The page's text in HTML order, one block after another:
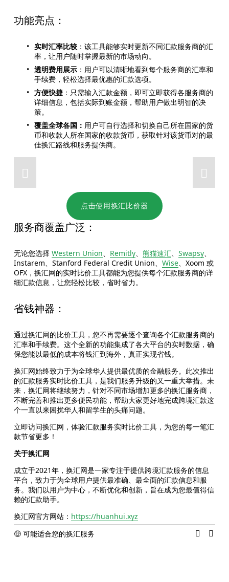
功能亮点：
实时汇率比较：该工具能够实时更新不同汇款服务商的汇
率，让用户随时掌握最新的市场动向。
透明费用展示：用户可以清晰地看到每个服务商的汇率和
手续费，轻松选择最优惠的汇款选项。
方便快捷：只需输入汇款金额，即可立即获得各服务商的
详细信息，包括实际到账金额，帮助用户做出明智的决
策。
覆盖全球各国： 用户可自行选择和切换自己所在国家的货
币和收款人所在国家的收款货币，获取针对该货币对的最
佳换汇路线和服务提供商。
点击使用换汇比价器
服务商覆盖广泛：
无论您选择 Western Union、 Remitly、 熊猫速汇、 Swapsy、
Instarem、Stanford Federal Credit Union、 Wise、Xoom 或
OFX，换汇网的实时比价工具都能为您提供每个汇款服务商的详
细汇款信息，让您轻松比较，省时省力。
省钱神器：
通过换汇网的比价工具，您不再需要逐个查询各个汇款服务商的
汇率和手续费。这个全新的功能集成了各大平台的实时数据，确
保您能以最低的成本将钱汇到海外，真正实现省钱。
换汇网始终致力于为全球华人提供最优质的金融服务。此次推出
的汇款服务实时比价工具，是我们服务升级的又一重大举措。未
来，换汇网将继续努力，针对不同市场增加更多的换汇服务商，
不断完善和推出更多便民功能，帮助大家更好地完成跨境汇款这
个一直以来困扰华人和留学生的头痛问题。
立即访问换汇网，体验汇款服务实时比价工具，为您的每一笔汇
款节省更多！
关于换汇网
成立于2021年，换汇网是一家专注于提供跨境汇款服务的信息
平台，致力于为全球用户提供最准确、最全面的汇款信息和服
务。我们以用户为中心，不断优化和创新，旨在成为您最值得信
赖的汇款助手。
换汇网官方网站： https://huanhui.xyz
🤑 可能适合您的换汇服务